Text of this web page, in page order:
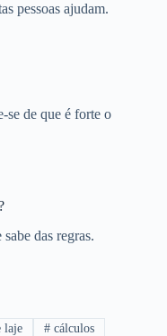
pessoas ajudam.
se de que é forte o
das regras.
laje # cálculos